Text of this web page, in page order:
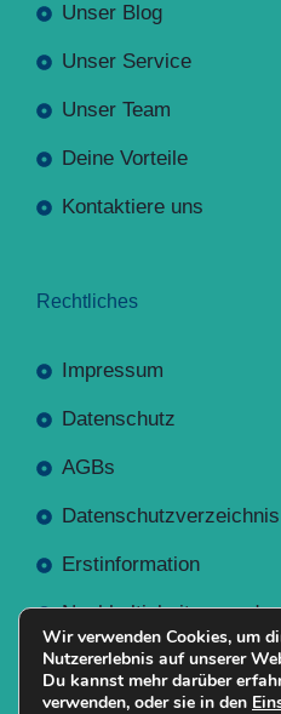
Unser Blog
Unser Service
Unser Team
Deine Vorteile
Kontaktiere uns
Rechtliches
Impressum
Datenschutz
AGBs
Datenschutzverzeichnis
Erstinformation
Wir verwenden Cookies, um
Nutzererlebnis auf unserer
Du kannst mehr darüber
verwenden, oder sie in den